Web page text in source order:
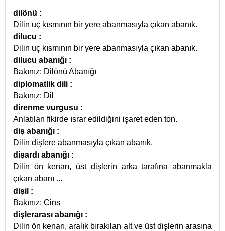
dilönü :
Dilin uç kısmının bir yere abanmasıyla çıkan abanık.
dilucu :
Dilin uç kısmının bir yere abanmasıyla çıkan abanık.
dilucu abanığı :
Bakınız: Dilönü Abanığı
diplomatlik dili :
Bakınız: Dil
direnme vurgusu :
Anlatılan fikirde ısrar edildiğini işaret eden ton.
diş abanığı :
Dilin dişlere abanmasıyla çıkan abanık.
dişardı abanığı :
Dilin ön kenarı, üst dişlerin arka tarafına abanmakla
çıkan abanı ...
dişil :
Bakınız: Cins
dişlerarası abanığı :
Dilin ön kenarı, aralık bırakılan alt ve üst dişlerin arasına